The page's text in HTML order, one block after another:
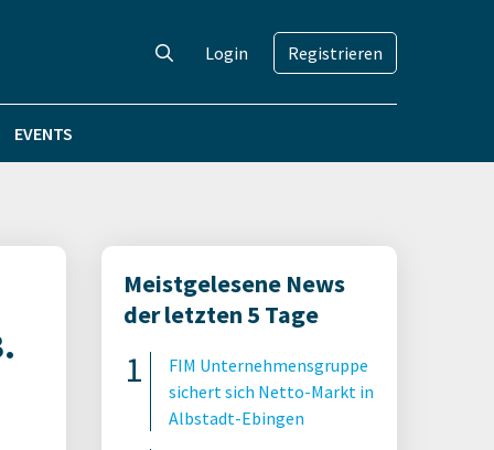
Login Registrieren
EVENTS
Meistgelesene News
der letzten 5 Tage
FIM Unternehmensgruppe
sichert sich Netto-Markt in
Albstadt-Ebingen